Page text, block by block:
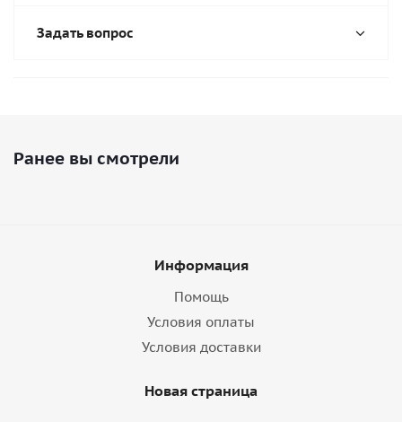
Задать вопрос
Ранее вы смотрели
Информация
Помощь
Условия оплаты
Условия доставки
Новая страница